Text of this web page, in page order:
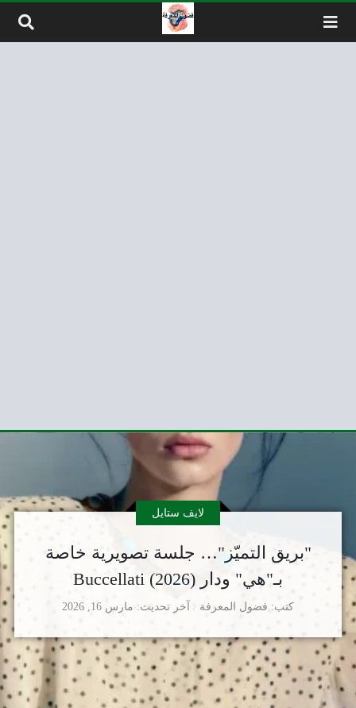
"بريق التميّز"… جلسة تصويرية خاصة
بـ"هي" ودار Buccellati (2026)
كتب فضول المعرفة
لايف ستايل
آخر تحديث مارس 16, 2026